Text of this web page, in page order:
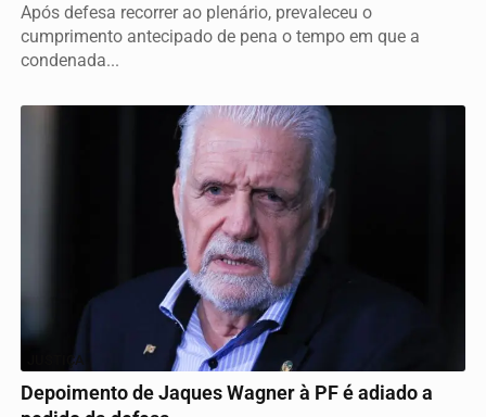
Após defesa recorrer ao plenário, prevaleceu o
cumprimento antecipado de pena o tempo em que a
condenada...
JUSTIÇA
Depoimento de Jaques Wagner à PF é adiado a